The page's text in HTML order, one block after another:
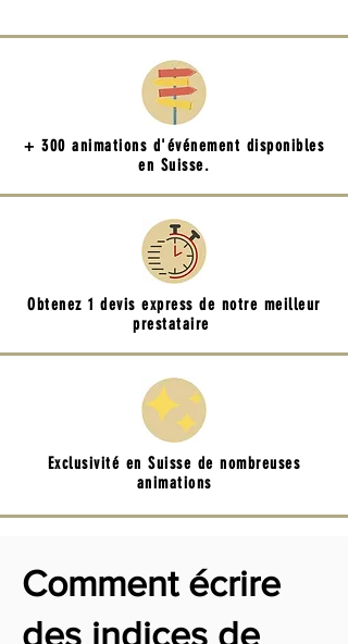
+ 300 animations d'événement disponibles
en Suisse.
Obtenez 1 devis express de notre meilleur
prestataire
Exclusivité en Suisse de nombreuses
animations
Comment écrire
des indices de